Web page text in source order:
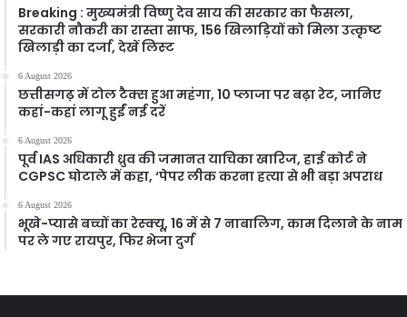
Breaking : मुख्यमंत्री विष्णु देव साय की सरकार का फैसला,
सरकारी नौकरी का रास्ता साफ, 156 खिलाड़ियों को मिला उत्कृष्ट
खिलाड़ी का दर्जा, देखें लिस्‍ट
6 August 2026
छत्तीसगढ़ में टोल टैक्स हुआ महंगा, 10 प्लाजा पर बढ़ा रेट, जानिए
कहां-कहां लागू हुईं नई दरें
6 August 2026
पूर्व IAS अधिकारी ध्रुव की जमानत याचिका खारिज, हाई कोर्ट ने
CGPSC घोटाले में कहा, ‘पेपर लीक करना हत्या से भी बड़ा अपराध
6 August 2026
भूखे-प्यासे बच्चों का रेस्क्यू, 16 में से 7 नाबालिग, काम दिलाने के नाम
पर ले गए रायपुर, फिर भेजा दुर्ग